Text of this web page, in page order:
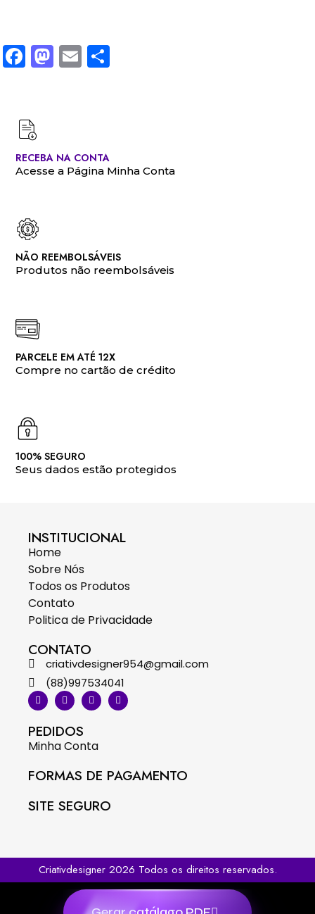
Facebook
Mastodon
Email
RECEBA NA CONTA
Acesse a Página Minha Conta
NÃO REEMBOLSÁVEIS
Produtos não reembolsáveis
PARCELE EM ATÉ 12X
Compre no cartão de crédito
100% SEGURO
Seus dados estão protegidos
INSTITUCIONAL
Home
Sobre Nós
Todos os Produtos
Contato
Politica de Privacidade
CONTATO
criativdesigner954@gmail.com
(88)997534041
PEDIDOS
Minha Conta
FORMAS DE PAGAMENTO
SITE SEGURO
Criativdesigner 2026 Todos os direitos reservados.